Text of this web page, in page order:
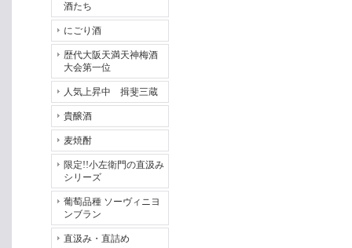
酒たち
にごり酒
歴代大阪天満天神梅酒
大会第一位
人気上昇中 揖斐三蔵
貴醸酒
麦焼酎
限定!!小左衛門の直汲み
シリーズ
葡萄品種 ソーヴィニヨ
ンブラン
直汲み・直詰め